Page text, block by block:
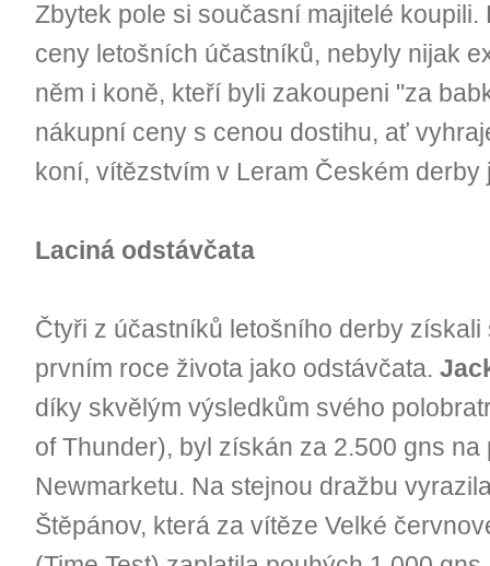
Zbytek pole si současní majitelé
ceny letošních účastníků, nebyly nijak
něm i koně, kteří byli zakoupeni "za
nákupní ceny s cenou dostihu, ať
koní, vítězstvím v Leram Českém
Laciná odstávčata
Čtyři z účastníků letošního derby
prvním roce života jako odstávčata.
díky skvělým výsledkům svého
of Thunder), byl získán za 2.500 gns
Newmarketu. Na stejnou dražbu
Štěpánov, která za vítěze Velké